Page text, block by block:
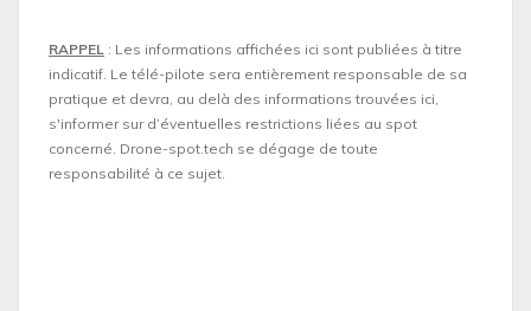
RAPPEL : Les informations affichées ici sont publiées à titre
indicatif. Le télé-pilote sera entièrement responsable de sa
pratique et devra, au delà des informations trouvées ici,
s'informer sur d’éventuelles restrictions liées au spot
concerné. Drone-spot.tech se dégage de toute
responsabilité à ce sujet.